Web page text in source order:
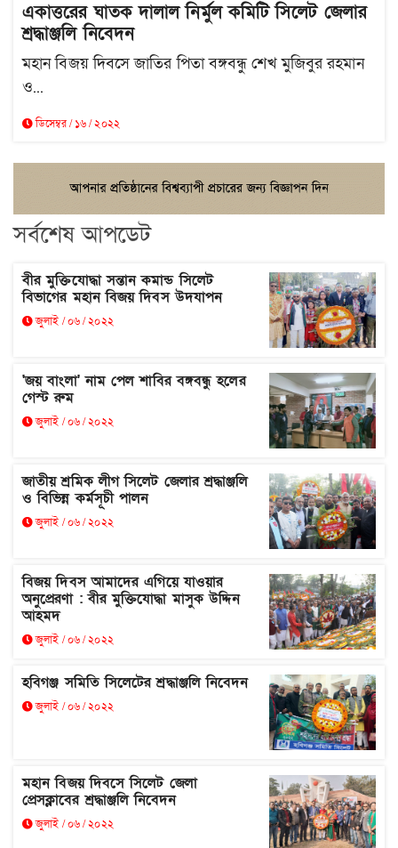
একাত্তরের ঘাতক দালাল নির্মুল কমিটি সিলেট জেলার
শ্রদ্ধাঞ্জলি নিবেদন
মহান বিজয় দিবসে জাতির পিতা বঙ্গবন্ধু শেখ মুজিবুর রহমান
ও...
ডিসেম্বর / ১৬ / ২০২২
সর্বশেষ আপডেট
বীর মুক্তিযোদ্ধা সন্তান কমান্ড সিলেট
বিভাগের মহান বিজয় দিবস উদযাপন
জুলাই / ০৬ / ২০২২
'জয় বাংলা' নাম পেল শাবির বঙ্গবন্ধু হলের
গেস্ট রুম
জুলাই / ০৬ / ২০২২
জাতীয় শ্রমিক লীগ সিলেট জেলার শ্রদ্ধাঞ্জলি
ও বিভিন্ন কর্মসূচী পালন
জুলাই / ০৬ / ২০২২
বিজয় দিবস আমাদের এগিয়ে যাওয়ার
অনুপ্রেরণা : বীর মুক্তিযোদ্ধা মাসুক উদ্দিন
আহমদ
জুলাই / ০৬ / ২০২২
হবিগঞ্জ সমিতি সিলেটের শ্রদ্ধাঞ্জলি নিবেদন
জুলাই / ০৬ / ২০২২
মহান বিজয় দিবসে সিলেট জেলা
প্রেসক্লাবের শ্রদ্ধাঞ্জলি নিবেদন
জুলাই / ০৬ / ২০২২